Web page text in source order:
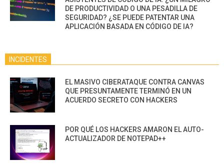
DE PRODUCTIVIDAD O UNA PESADILLA DE
SEGURIDAD? ¿SE PUEDE PATENTAR UNA
APLICACIÓN BASADA EN CÓDIGO DE IA?
INCIDENTES
EL MASIVO CIBERATAQUE CONTRA CANVAS
QUE PRESUNTAMENTE TERMINÓ EN UN
ACUERDO SECRETO CON HACKERS
POR QUÉ LOS HACKERS AMARON EL AUTO-
ACTUALIZADOR DE NOTEPAD++